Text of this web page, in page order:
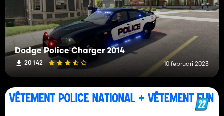
Dodge Police Charger 2014
20 142 10 februari 2023